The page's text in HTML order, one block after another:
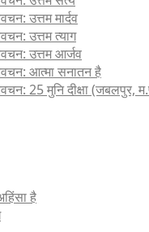
उत्तम मार्दव
उत्तम त्याग
उत्तम आर्जव
आत्मा सनातन है
25 मुनि दीक्षा (जबलपुर,
है